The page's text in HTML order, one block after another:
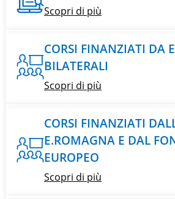
Scopri di più
CORSI FINANZIATI DA
BILATERALI
Scopri di più
CORSI FINANZIATI
E.ROMAGNA E DAL
EUROPEO
Scopri di più